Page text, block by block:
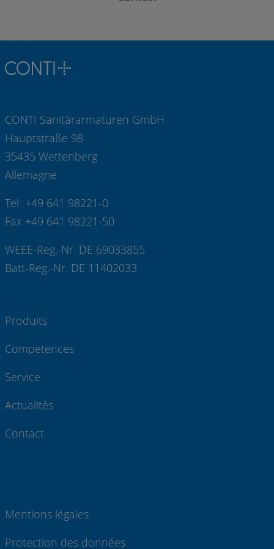
CONTI Sanitärarmaturen GmbH
Hauptstraße 98
35435 Wettenberg
Allemagne
Tel +49 641 98221-0
Fax +49 641 98221-50
WEEE-Reg.-Nr. DE 69033855
Batt-Reg.-Nr. DE 11402033
Produits
Competences
Service
Actualités
Contact
Mentions légales
Protection des données